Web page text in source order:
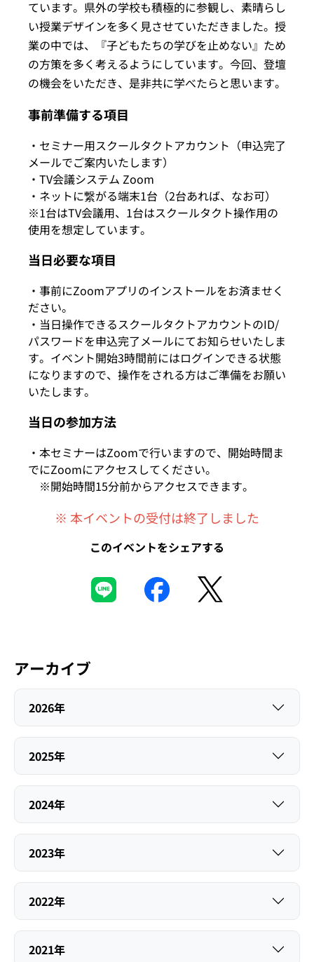
ています。県外の学校も積極的に参観し、素晴らし
い授業デザインを多く見させていただきました。授
業の中では、『子どもたちの学びを止めない』ため
の方策を多く考えるようにしています。今回、登壇
の機会をいただき、是非共に学べたらと思います。
事前準備する項目
・セミナー用スクールタクトアカウント（申込完了
メールでご案内いたします）
・TV会議システム Zoom
・ネットに繋がる端末1台（2台あれば、なお可）
※1台はTV会議用、1台はスクールタクト操作用の
使用を想定しています。
当日必要な項目
・事前にZoomアプリのインストールをお済ませく
ださい。
・当日操作できるスクールタクトアカウントのID/
パスワードを申込完了メールにてお知らせいたしま
す。イベント開始3時間前にはログインできる状態
になりますので、操作をされる方はご準備をお願い
いたします。
当日の参加方法
・本セミナーはZoomで行いますので、開始時間ま
でにZoomにアクセスしてください。
※開始時間15分前からアクセスできます。
※ 本イベントの受付は終了しました
このイベントをシェアする
アーカイブ
2026年
2025年
2024年
2023年
2022年
2021年